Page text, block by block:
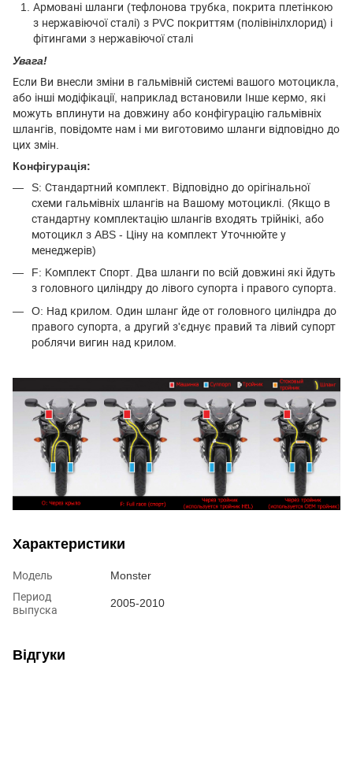
Армовані шланги (тефлонова трубка, покрита плетінкою
з нержавіючої сталі) з PVC покриттям (полівінілхлорид) і
фітингами з нержавіючої сталі
Увага!
Если Ви внесли зміни в гальмівній системі вашого мотоцикла,
або інші модіфікації, наприклад встановили Інше кермо, які
можуть вплинути на довжину або конфігурацію гальмівніх
шлангів, повідомте нам і ми виготовимо шланги відповідно до
цих змін.
Конфігурація:
S: Стандартний комплект. Відповідно до орігінальної
схеми гальмівніх шлангів на Вашому мотоциклі. (Якщо в
стандартну комплектацію шлангів входять трійнікі, або
мотоцикл з ABS - Ціну на комплект Уточнюйте у
менеджерів)
F: Kомплект Спорт. Два шланги по всій довжині які йдуть
з головного циліндру до лівого супорта і правого супорта.
O: Над крилом. Один шланг йде от головного циліндра до
правого супорта, а другий з'єднує правий та лівий супорт
роблячи вигин над крилом.
Характеристики
Модель
Monster
Период
выпуска
2005-2010
Відгуки